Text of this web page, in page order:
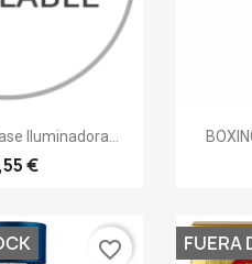
rápida
Iluminadora...
€
favorite_border FUERA